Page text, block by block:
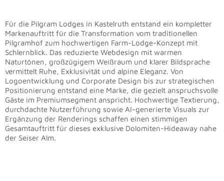
Für die Pilgram Lodges in Kastelruth entstand ein kompletter
Markenauftritt für die Transformation vom traditionellen
Pilgramhof zum hochwertigen Farm-Lodge-Konzept mit
Schlernblick. Das reduzierte Webdesign mit warmen
Naturtönen, großzügigem Weißraum und klarer Bildsprache
vermittelt Ruhe, Exklusivität und alpine Eleganz. Von
Logoentwicklung und Corporate Design bis zur strategischen
Positionierung entstand eine Marke, die gezielt anspruchsvolle
Gäste im Premiumsegment anspricht. Hochwertige Textierung,
durchdachte Nutzerführung sowie AI-generierte Visuals zur
Ergänzung der Renderings schaffen einen stimmigen
Gesamtauftritt für dieses exklusive Dolomiten-Hideaway nahe
der Seiser Alm.